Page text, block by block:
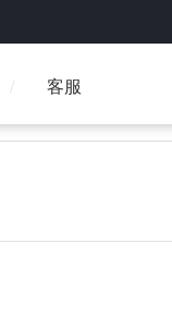
客服